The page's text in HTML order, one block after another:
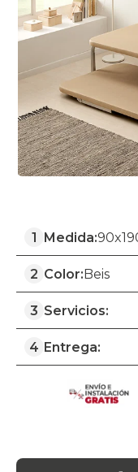
1 Medida:
2 Color: Beis
3 Servicios:
4 Entrega: